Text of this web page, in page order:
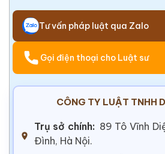
Tư vấn pháp luật qua Zalo
Gọi điện thoại cho Luật sư
CÔNG TY LUẬT TNHH
Trụ sở chính: 89 Tô Vĩnh
Đình, Hà Nội.